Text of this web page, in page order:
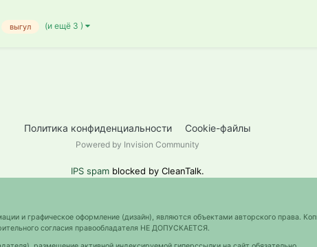
выгул (и ещё 3 )
Политика конфиденциальности Cookie-файлы
Powered by Invision Community
IPS spam blocked by CleanTalk.
и графическое оформление (дизайн), являются объектами авторского права.
согласия правообладателя НЕ ДОПУСКАЕТСЯ.